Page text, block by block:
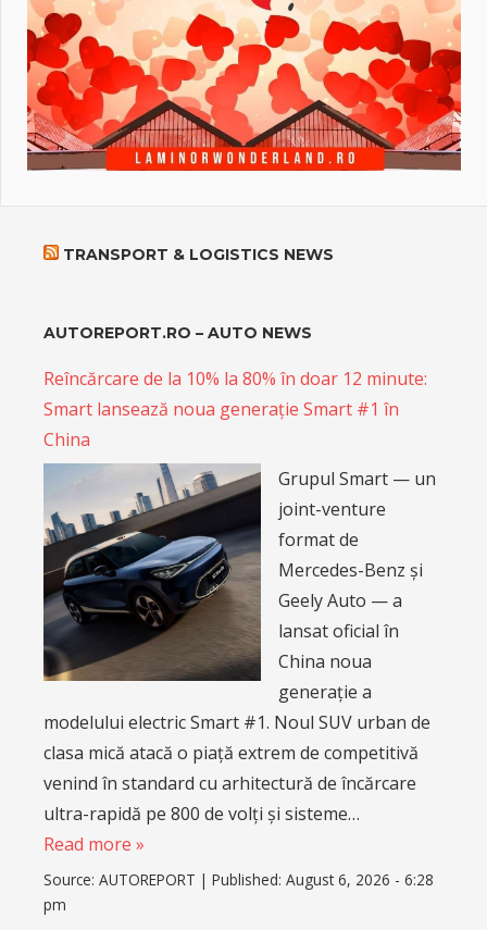
TRANSPORT & LOGISTICS NEWS
AUTOREPORT.RO – AUTO NEWS
Reîncărcare de la 10% la 80% în doar 12 minute:
Smart lansează noua generație Smart #1 în
China
Grupul Smart — un
joint-venture
format de
Mercedes-Benz și
Geely Auto — a
lansat oficial în
China noua
generație a
modelului electric Smart #1. Noul SUV urban de
clasa mică atacă o piață extrem de competitivă
venind în standard cu arhitectură de încărcare
ultra-rapidă pe 800 de volți și sisteme…
Read more »
Source: AUTOREPORT | Published: August 6, 2026 - 6:28
pm